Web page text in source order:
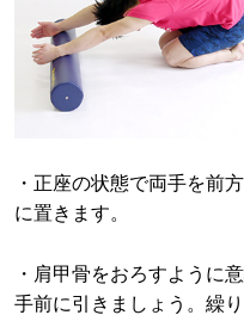
・正座の状態で両手を前
に置きます。
・肩甲骨をおろすように
手前に引きましょう。繰